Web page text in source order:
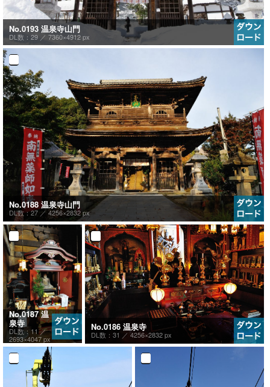
No.0193 温泉寺山門
DL数：29 ／ 7360×4912 px
No.0188 温泉寺山門
DL数：27 ／ 4256×2832 px
No.0187 温
泉寺
DL数：11 ／
2693×4047 px
No.0186 温泉寺
DL数：31 ／ 4256×2832 px